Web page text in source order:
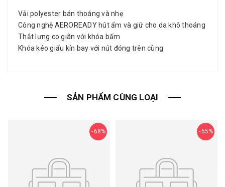
Vải polyester bán thoáng và nhẹ
Công nghệ AEROREADY hút ẩm và giữ cho da khô thoáng
Thắt lưng co giãn với khóa bấm
Khóa kéo giấu kín bay với nút đóng trên cùng
SẢN PHẨM CÙNG LOẠI
68% 55%